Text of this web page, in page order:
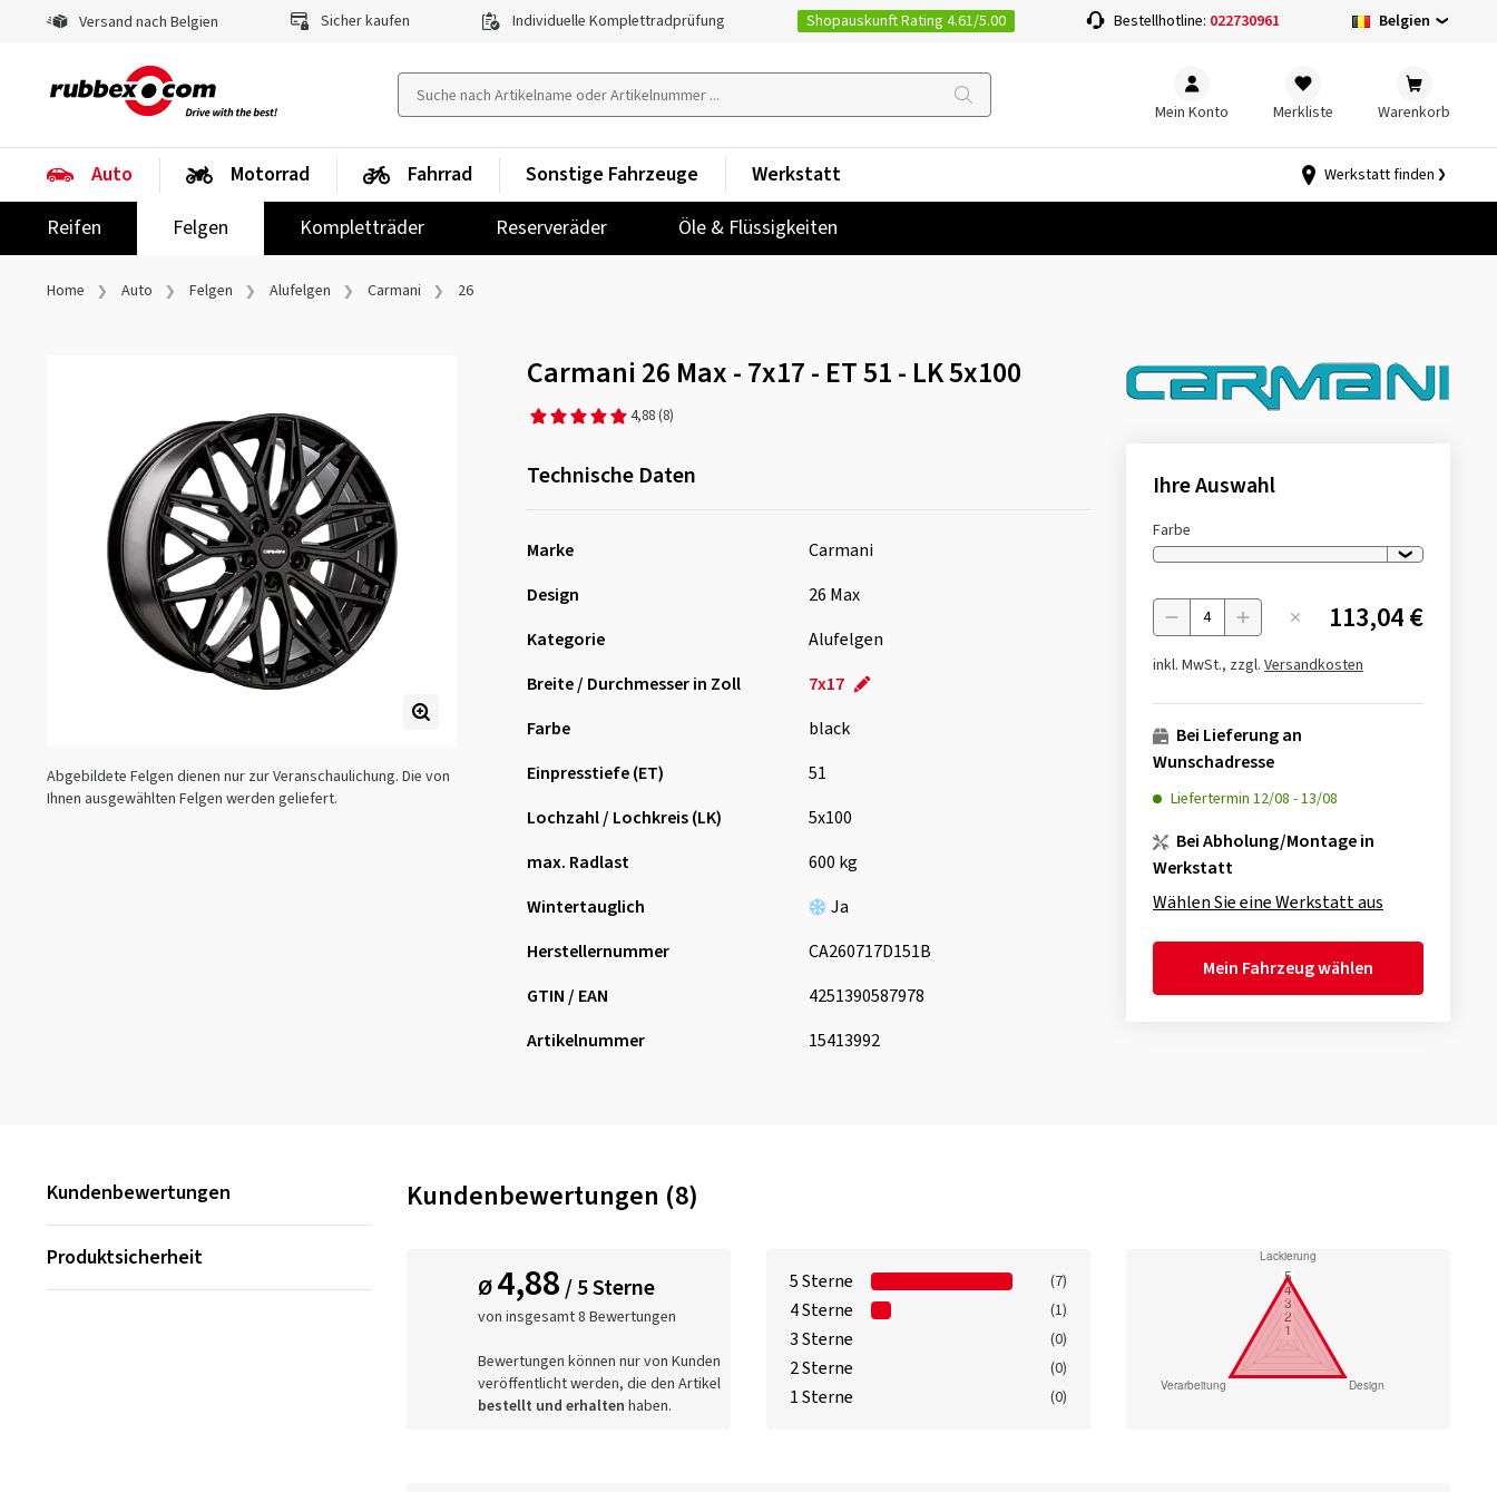
Versand nach Belgien Sicher kaufen Individuelle Komplettradprüfung Shopauskunft Rating 4.61/5.00 Bestellhotline: 022730961 Belgien
Mein Konto Merkliste Warenkorb
Auto
Reifen
Felgen Kompletträder Reserveräder Öle & Flüssigkeiten
Motorrad Fahrrad Sonstige Fahrzeuge Werkstatt Werkstatt finden
Home Auto Felgen Alufelgen Carmani 26
Abgebildete Felgen dienen nur zur Veranschaulichung. Die von
Ihnen ausgewählten Felgen werden geliefert.
Carmani 26 Max - 7x17 - ET 51 - LK 5x100
4,88 (8)
Technische Daten
Marke
Carmani
Design
26 Max
Kategorie
Alufelgen
Breite / Durchmesser in Zoll
7x17
Farbe
black
Einpresstiefe (ET)
51
Lochzahl / Lochkreis (LK)
5x100
max. Radlast
600 kg
Wintertauglich
Ja
Herstellernummer
CA260717D151B
GTIN / EAN
4251390587978
Artikelnummer
15413992
Ihre Auswahl
Farbe
Menge 113,04 €
inkl. MwSt., zzgl. Versandkosten
Bei Lieferung an
Wunschadresse
Liefertermin 12/08 -13/08
Bei Abholung/Montage in
Werkstatt
Wählen Sie eine Werkstatt aus
Mein Fahrzeug wählen
Kundenbewertungen
Produktsicherheit
Kundenbewertungen (8)
Ø4,88/ 5 Sterne
von insgesamt 8 Bewertungen
Bewertungen können nur von Kunden
veröffentlicht werden, die den Artikel
bestellt und erhalten haben.
5 Sterne (7)
4 Sterne (1)
3 Sterne (0)
2 Sterne (0)
1 Sterne (0)